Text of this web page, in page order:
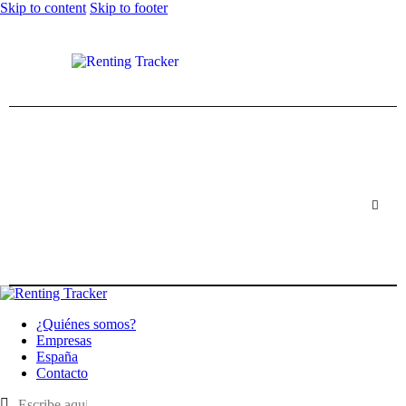
Skip to content Skip to footer
¿Quiénes somos?
Empresas
España
Contacto